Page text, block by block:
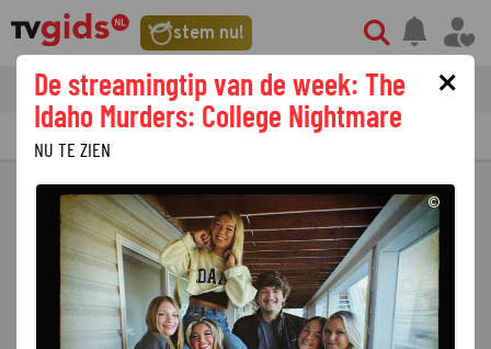
stem nu!
tvgids streaming nieuws
PRIMETIME GEMIST
×
De streamingtip van de week: The
Idaho Murders: College Nightmare
NU TE ZIEN
©